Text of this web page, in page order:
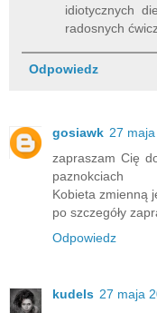
idiotycznych
radosnych
Odpowiedz
gosiawk 27
zapraszam Cię
paznokciach
Kobieta zmienną
po szczegóły
Odpowiedz
kudels 27 maja